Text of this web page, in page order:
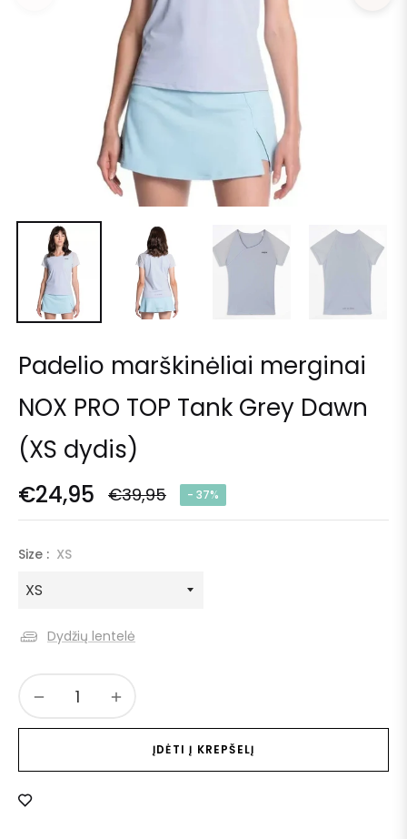
Padelio marškinėliai merginai
NOX PRO TOP Tank Grey Dawn
(XS dydis)
€24,95 €39,95 ‎- 37%
Size : XS
Dydžių lentelė
ĮDĖTI Į KREPŠELĮ